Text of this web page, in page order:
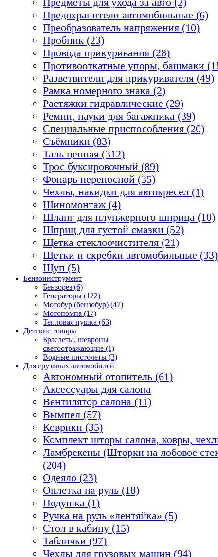
Предохранители автомобильные (6)
Преобразователь напряжения (10)
Пробник (23)
Провода прикуривания (28)
Противооткатные упоры, башмаки
Разветвители для прикуривателя (49)
Рамка номерного знака (2)
Растяжки гидравлические (29)
Ремни, пауки для багажника (39)
Специальные приспособления (20)
Съёмники (83)
Таль цепная (312)
Трос буксировочный (89)
Фонарь переносной (35)
Чехлы, накидки для автокресел (1)
Шиномонтаж (4)
Шланг для плунжерного шприца (10)
Шприц для густой смазки (52)
Щетка стеклоочистителя (21)
Щетки и скребки автомобильные (33)
Щуп (5)
Бензоинструмент
Бензорез (6)
Генераторы (122)
Мотобур (бензобур) (47)
Мотопомпа (17)
Тепловая пушка (63)
Детские товары
Браслеты, шевроны
светоотражающие (1)
Водные пистолеты (3)
Для грузовых автомобилей
Автономный отопитель (61)
Аксессуары для салона
Вентилятор салона (11)
Вымпел (57)
Коврики (35)
Комплект шторы салона, ковры,
Ламбрекены (Шторки на лобовое
(204)
Одеяло (23)
Оплетка на руль (18)
Подушка (1)
Ручка на руль «лентяйка» (5)
Стол в кабину (15)
Таблички (97)
Чехлы для грузовых машин (94)